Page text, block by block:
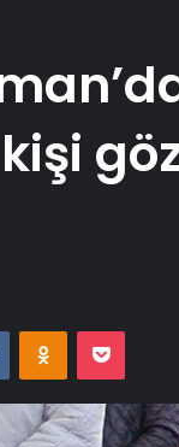
VKontakteOdnoklassniki
Pocket